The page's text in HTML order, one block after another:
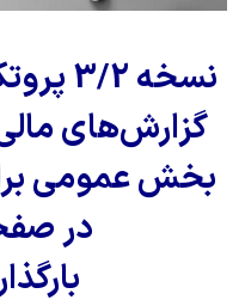
نسخه
گزارش‌های
بخش عمومی
1405